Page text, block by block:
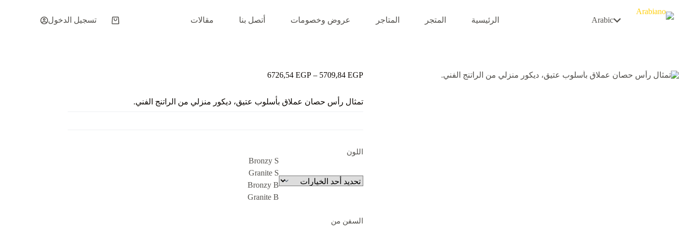
إلى
المحتوى
Arabic الرئيسية المتجر المتاجر عروض وخصومات أتصل بنا مقالات
عربة
تسجيل الدخول
5709,84EGP
–
6726,54EGP
نطاق
⁦5709,84 EGP⁩
تمثال رأس حصان عملاق بأسلوب عتيق، ديكور منزلي من الراتنج الفني.
اللون
Bronzy S
Granite S
Bronzy B
Granite B
السفن من